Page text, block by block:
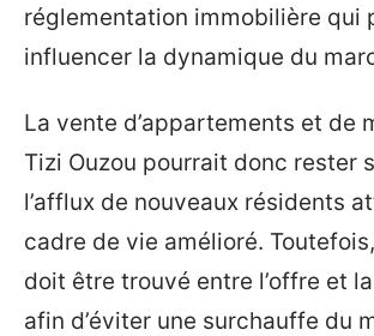
réglementation immobilière qui
influencer la dynamique du
La vente d’appartements et de
Tizi Ouzou pourrait donc rester
l’afflux de nouveaux résidents
cadre de vie amélioré.
doit être trouvé entre l’offre et
afin d’éviter une surchauffe du